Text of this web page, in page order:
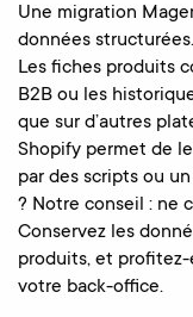
Une migration
données structurées.
Les fiches produits
B2B ou les
que sur d’autres
Shopify permet de
par des scripts ou
? Notre conseil : ne
Conservez les
produits, et
votre back-office.